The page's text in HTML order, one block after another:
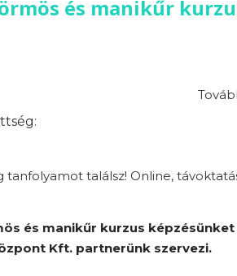
és manikűr
találsz! Online,
és manikűr kurzus képzésünket
Kft. partnerünk szervezi.